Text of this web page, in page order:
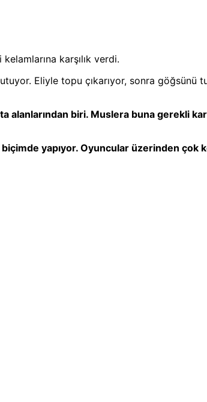
karşılık verdi.
Eliyle topu çıkarıyor, sonra göğsünü
biri. Muslera buna gerekli
yapıyor. Oyuncular üzerinden çok